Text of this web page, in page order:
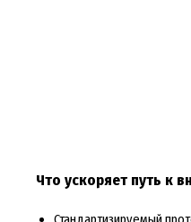
Что ускоряет путь к